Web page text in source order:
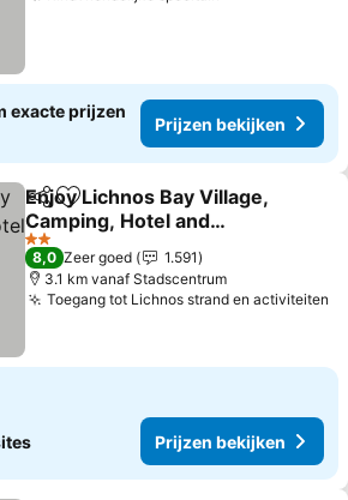
exacte prijzen
Prijzen bekijken
DelenToevoegen aan favorieten
Enjoy Lichnos Bay Village,
Camping, Hotel and
Apartments
2 Sterren
8,0 Zeer goed
1.591
3.1 km vanaf Stadscentrum
Toegang tot Lichnos strand en activiteiten
Prijzen bekijken